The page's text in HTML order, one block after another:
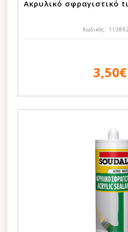
Ακρυλικό σφραγιστικό
Κωδικός:
3,50€